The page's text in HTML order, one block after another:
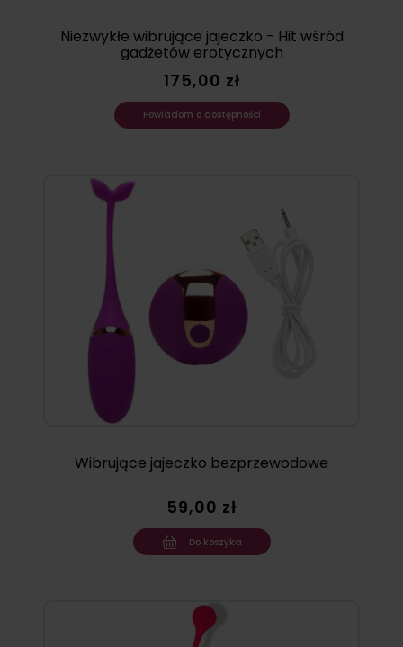
Niezwykłe wibrujące jajeczko - Hit wśród
gadżetów erotycznych
175,00 zł
Powiadom o dostępności
Wibrujące jajeczko bezprzewodowe
59,00 zł
Do koszyka